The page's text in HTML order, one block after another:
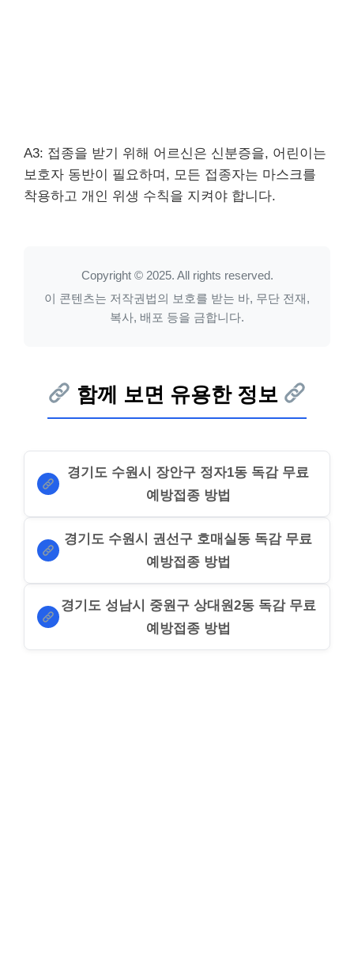
A3: 접종을 받기 위해 어르신은 신분증을, 어린이는
보호자 동반이 필요하며, 모든 접종자는 마스크를
착용하고 개인 위생 수칙을 지켜야 합니다.
Copyright © 2025. All rights reserved.
이 콘텐츠는 저작권법의 보호를 받는 바, 무단 전재,
복사, 배포 등을 금합니다.
함께 보면 유용한 정보
경기도 수원시 장안구 정자1동 독감 무료
예방접종 방법
경기도 수원시 권선구 호매실동 독감 무료
예방접종 방법
경기도 성남시 중원구 상대원2동 독감 무료
예방접종 방법